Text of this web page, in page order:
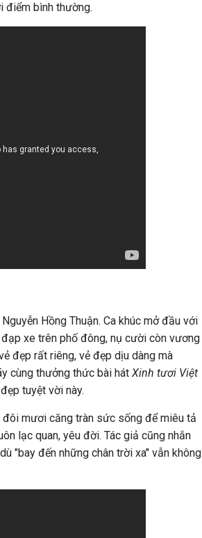
điểm bình thường.
Hồng Thuận. Ca khúc mở đầu với
xe trên phố đông, nụ cười còn vương
đẹp rất riêng, vẻ đẹp dịu dàng mà
cùng thưởng thức bài hát Xinh tươi Việt
tuyệt vời này.
đôi mươi căng tràn sức sống để miêu tả
lạc quan, yêu đời. Tác giả cũng nhắn
"bay đến những chân trời xa" vẫn không